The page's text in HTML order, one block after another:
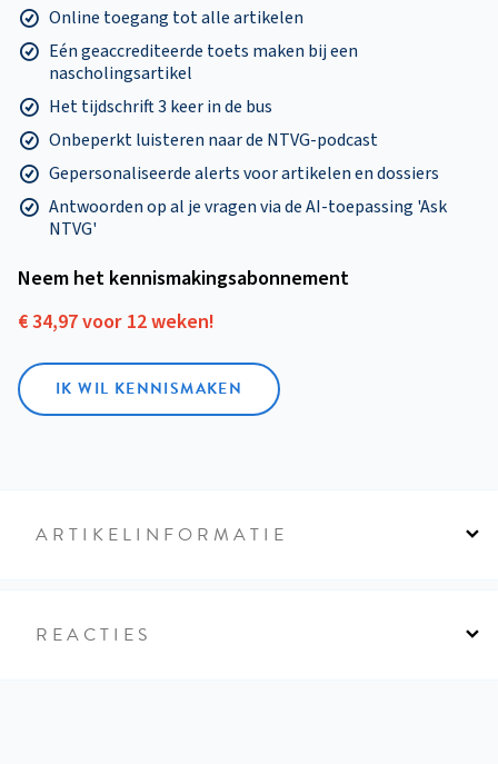
Online toegang tot alle artikelen
Eén geaccrediteerde toets maken bij een
nascholingsartikel
Het tijdschrift 3 keer in de bus
Onbeperkt luisteren naar de NTVG-podcast
Gepersonaliseerde alerts voor artikelen en dossiers
Antwoorden op al je vragen via de AI-toepassing 'Ask
NTVG'
Neem het kennismakings­abonnement
€ 34,97 voor 12 weken!
IK WIL KENNISMAKEN
ARTIKELINFORMATIE
REACTIES